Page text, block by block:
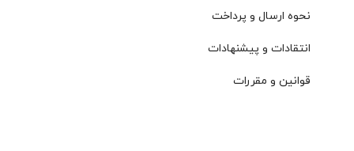
نحوه ارسال و پرداخت
انتقادات و پیشنهادات
قوانین و مقررات